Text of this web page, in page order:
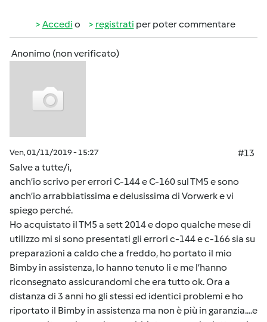
Accedi o registrati per poter commentare
Anonimo (non verificato)
Ven, 01/11/2019 - 15:27
#13
Salve a tutte/i,
anch’io scrivo per errori C-144 e C-160 sul TM5 e sono
anch’io arrabbiatissima e delusissima di Vorwerk e vi
spiego perché.
Ho acquistato il TM5 a sett 2014 e dopo qualche mese di
utilizzo mi si sono presentati gli errori c-144 e c-166 sia su
preparazioni a caldo che a freddo, ho portato il mio
Bimby in assistenza, lo hanno tenuto li e me l’hanno
riconsegnato assicurandomi che era tutto ok. Ora a
distanza di 3 anni ho gli stessi ed identici problemi e ho
riportato il Bimby in assistenza ma non è più in garanzia....e